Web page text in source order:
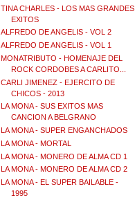
TINA CHARLES - LOS MAS GRANDES
EXITOS
ALFREDO DE ANGELIS - VOL 2
ALFREDO DE ANGELIS - VOL 1
MONATRIBUTO - HOMENAJE DEL
ROCK CORDOBES A CARLITO...
CARLI JIMENEZ - EJERCITO DE
CHICOS - 2013
LA MONA - SUS EXITOS MAS
CANCION A BELGRANO
LA MONA - SUPER ENGANCHADOS
LA MONA - MORTAL
LA MONA - MONERO DE ALMA CD 1
LA MONA - MONERO DE ALMA CD 2
LA MONA - EL SUPER BAILABLE -
1995